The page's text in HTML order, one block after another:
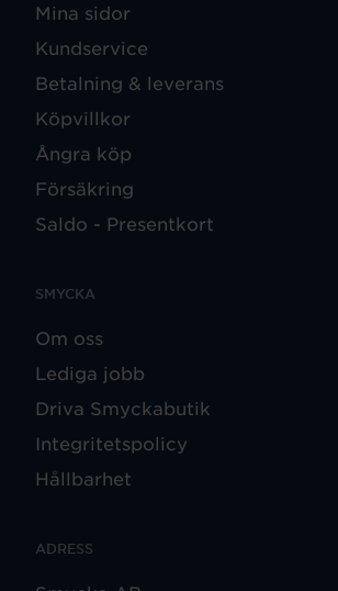
Mina sidor
Kundservice
Betalning & leverans
Köpvillkor
Ångra köp
Försäkring
Saldo - Presentkort
SMYCKA
Om oss
Lediga jobb
Driva Smyckabutik
Integritetspolicy
Hållbarhet
ADRESS